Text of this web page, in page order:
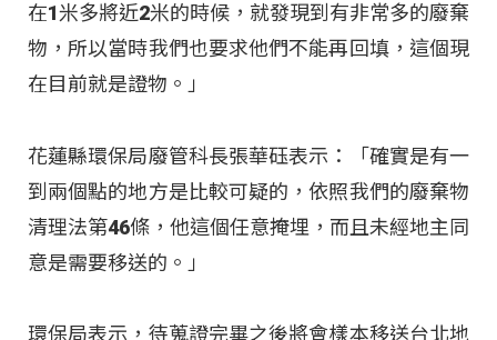
在1米多將近2米的時候，就發現到有非常多的廢棄
物，所以當時我們也要求他們不能再回填，這個現
在目前就是證物。」
花蓮縣環保局廢管科長張華砡表示：「確實是有一
到兩個點的地方是比較可疑的，依照我們的廢棄物
清理法第46條，他這個任意掩埋，而且未經地主同
意是需要移送的。」
環保局表示，待蒐證完畢之後將會樣本移送台北地